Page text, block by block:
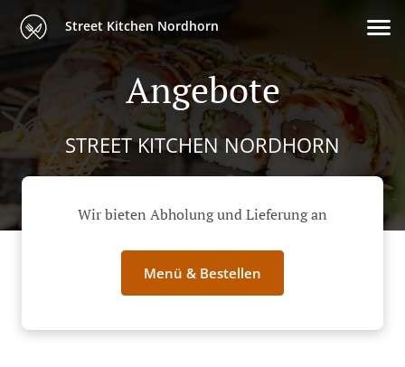
Street Kitchen Nordhorn
Angebote
STREET KITCHEN NORDHORN
Wir bieten Abholung und Lieferung an
Menü & Bestellen